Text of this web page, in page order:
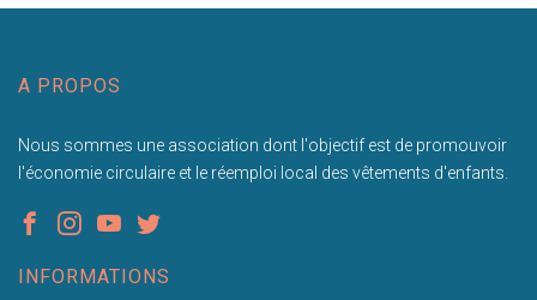
A PROPOS
Nous sommes une association dont l'objectif est de promouvoir
l'économie circulaire et le réemploi local des vêtements d'enfants.
INFORMATIONS